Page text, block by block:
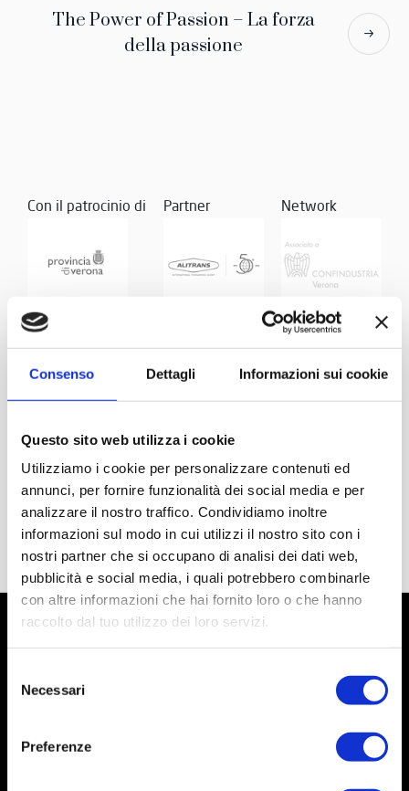
Consenso Dettagli Informazioni sui cookie
Questo sito web utilizza i cookie
Utilizziamo i cookie per personalizzare contenuti ed
annunci, per fornire funzionalità dei social media e per
analizzare il nostro traffico. Condividiamo inoltre
informazioni sul modo in cui utilizzi il nostro sito con i
nostri partner che si occupano di analisi dei dati web,
pubblicità e social media, i quali potrebbero combinarle
con altre informazioni che hai fornito loro o che hanno
raccolto dal tuo utilizzo dei loro servizi.
delNecessari
Preferenze
The Power of Passion – La forza
della passione
Con il patrocinio di Partner Network